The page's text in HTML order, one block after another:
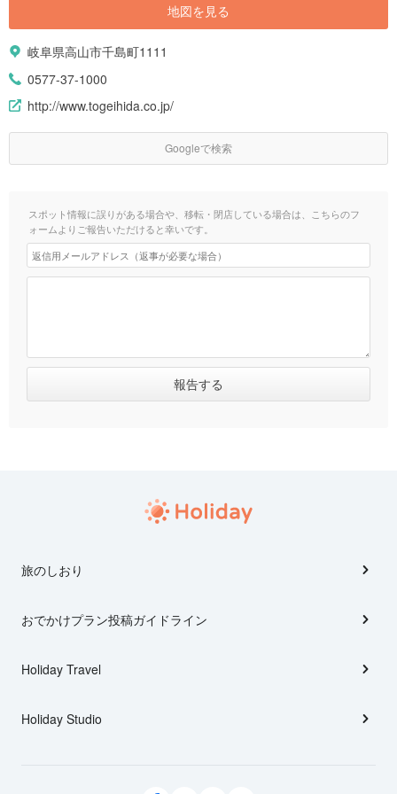
地図を見る
岐阜県高山市千島町1111
0577-37-1000
http://www.togeihida.co.jp/
Googleで検索
スポット情報に誤りがある場合や、移転・閉店している場合は、こちらのフ
ォームよりご報告いただけると幸いです。
旅のしおり
おでかけプラン投稿ガイドライン
Holiday Travel
Holiday Studio